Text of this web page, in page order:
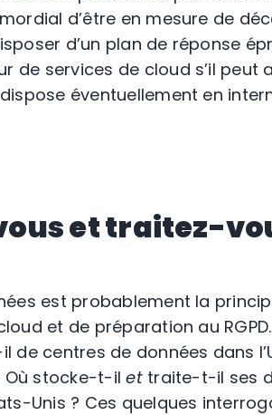
d’être en mesure de
d’un plan de réponse
de services de cloud s’il peut
éventuellement en
et traitez-
est probablement la
et de préparation au
centres de données dans
Où stocke-t-ilettraite-t-il ses
Unis ? Ces quelques